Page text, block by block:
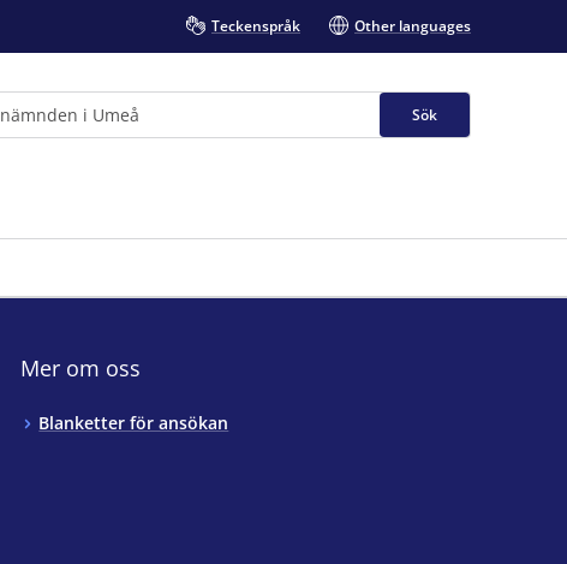
Teckenspråk Other languages
Sök
Mer om oss
Blanketter för ansökan